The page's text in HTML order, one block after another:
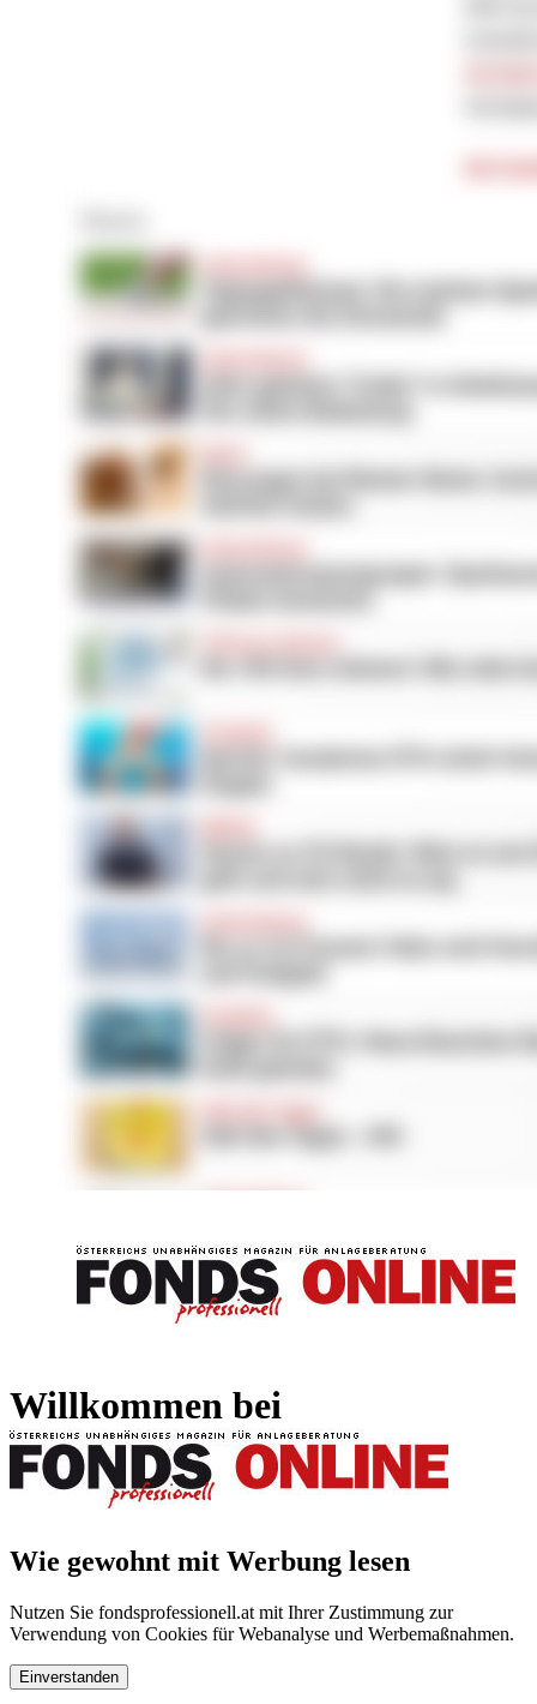
Willkommen bei
Wie gewohnt mit Werbung lesen
Nutzen Sie fondsprofessionell.at mit Ihrer Zustimmung zur
Verwendung von Cookies für Webanalyse und Werbemaßnahmen.
Einverstanden